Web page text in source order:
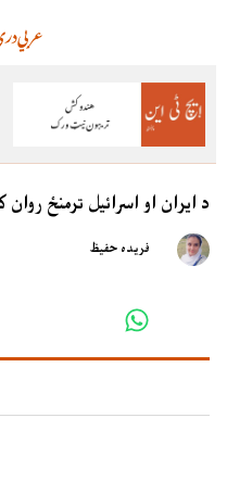
عربي
د ایران او اسرائیل ترمنځ
فریده حفيظ